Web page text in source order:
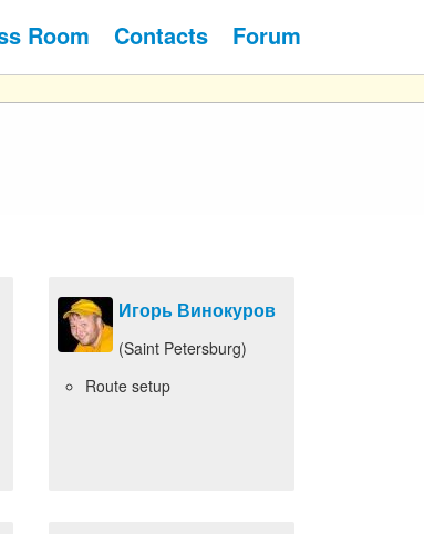
Room Contacts Forum
Игорь Винокуров
(Saint Petersburg)
Route setup